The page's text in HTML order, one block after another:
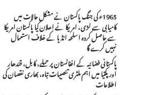
1965ء کی جنگ پاکستان نے مشکل حالات میں
کامیابی سے لڑی، امریکا نے اعلان کیا پاکستان امریکا
سے حاصل کردہ اسلحہ انڈیا کے خلاف استعمال
نہیں کرے گا
پاکستانی فضائیہ کے افغانستان پر حملے، کابل، قندھار
اور پکتیا میں اہم ملٹری تنصیبات تباہ، بھاری نقصان کی
اطلاعات